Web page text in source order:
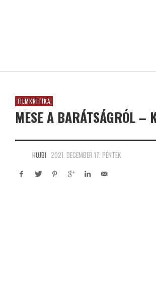
FILMKRITIKA
MESE A BARÁTSÁGRÓL –
HUJBI 2021. DECEMBER 17. PÉNTEK